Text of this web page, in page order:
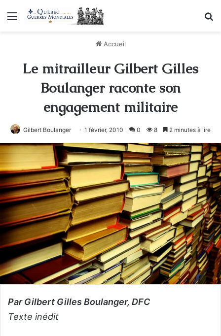
Menu
Accueil
Le mitrailleur Gilbert Gilles
Boulanger raconte son
engagement militaire
Gilbert Boulanger 1 février, 2010 0 8 2 minutes à lire
Par Gilbert Gilles Boulanger, DFC
Texte inédit